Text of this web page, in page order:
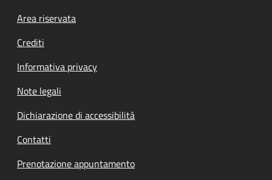
Footer menu
Area riservata
Crediti
Informativa privacy
Note legali
Dichiarazione di accessibilità
Contatti
Prenotazione appuntamento